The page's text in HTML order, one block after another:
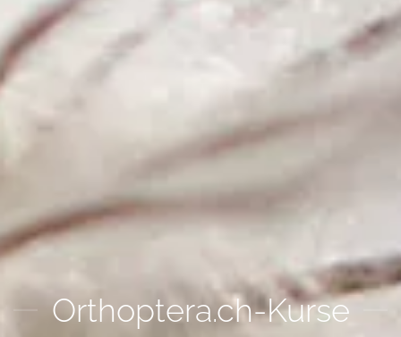
Orthoptera.ch-Kurse